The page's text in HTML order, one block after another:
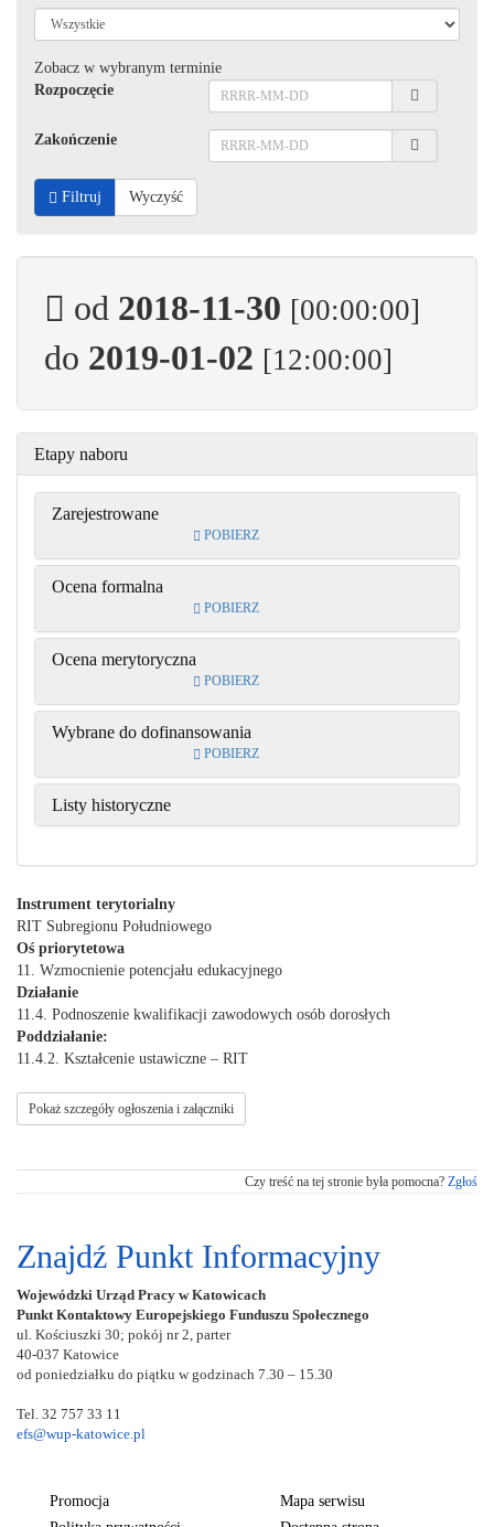
Zobacz w wybranym terminie
Rozpoczęcie
Zakończenie
Filtruj Wyczyść
od 2018-11-30 [00:00:00]
do 2019-01-02 [12:00:00]
Etapy naboru
Zarejestrowane
POBIERZ
Ocena formalna
POBIERZ
Ocena merytoryczna
POBIERZ
Wybrane do dofinansowania
POBIERZ
Listy historyczne
Instrument terytorialny
RIT Subregionu Południowego
Oś priorytetowa
11. Wzmocnienie potencjału edukacyjnego
Działanie
11.4. Podnoszenie kwalifikacji zawodowych osób dorosłych
Poddziałanie:
11.4.2. Kształcenie ustawiczne – RIT
Pokaż szczegóły ogłoszenia i załączniki
Czy treść na tej stronie była pomocna? Zgłoś
Znajdź Punkt Informacyjny
Wojewódzki Urząd Pracy w Katowicach
Punkt Kontaktowy Europejskiego Funduszu Społecznego
ul. Kościuszki 30; pokój nr 2, parter
40-037 Katowice
od poniedziałku do piątku w godzinach 7.30 – 15.30
Tel. 32 757 33 11
efs@wup-katowice.pl
Promocja
Mapa serwisu